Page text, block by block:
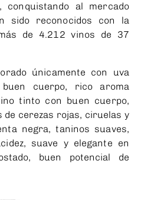
conquistando al mercado
sido reconocidos con la
de 4.212 vinos de 37
únicamente con uva
cuerpo, rico aroma
tinto con buen cuerpo,
de cerezas rojas, ciruelas y
negra, taninos suaves,
suave y elegante en
buen potencial de